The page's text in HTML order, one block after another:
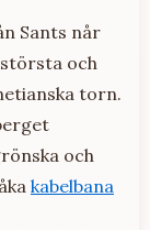
Sants når
största och
torn.
och
kabelbana